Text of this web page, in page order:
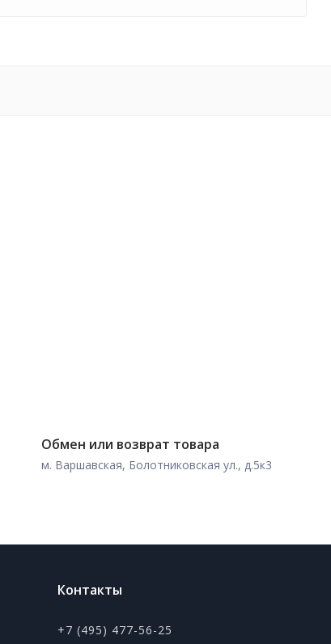
Обмен или возврат товара
м. Варшавская, Болотниковская ул., д.5к3
Контакты
+7 (495) 477-56-25